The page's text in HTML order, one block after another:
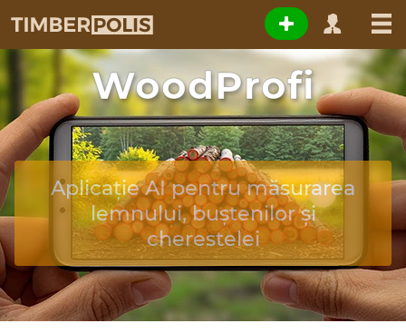
WoodProfi
Aplicație AI pentru măsurarea
lemnului, buștenilor și
cherestelei